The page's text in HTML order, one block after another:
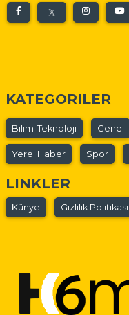
KATEGORILER
Bilim-Teknoloji Genel
Yerel Haber Spor
LINKLER
Künye Gizlilik Politikası